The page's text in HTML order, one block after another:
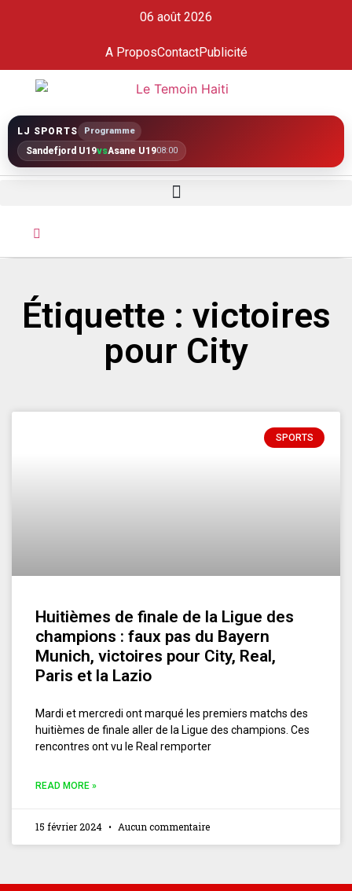
06 août 2026
A ProposContactPublicité
LJ SPORTS Programme
Sandefjord U19vsÅsane U1908:00
Étiquette : victoires
pour City
SPORTS
Huitièmes de finale de la Ligue des
champions : faux pas du Bayern
Munich, victoires pour City, Real,
Paris et la Lazio
Mardi et mercredi ont marqué les premiers matchs des
huitièmes de finale aller de la Ligue des champions. Ces
rencontres ont vu le Real remporter
READ MORE »
15 février 2024 Aucun commentaire